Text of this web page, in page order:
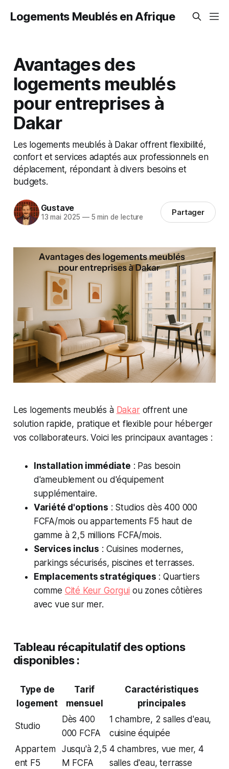
Logements Meublés en Afrique
Avantages des
logements meublés
pour entreprises à
Dakar
Les logements meublés à Dakar offrent flexibilité,
confort et services adaptés aux professionnels en
déplacement, répondant à divers besoins et
budgets.
Gustave
13 mai 2025 —5 min de lecture Partager
Les logements meublés à Dakaroffrent une
solution rapide, pratique et flexible pour héberger
vos collaborateurs. Voici les principaux avantages :
Installation immédiate : Pas besoin
d'ameublement ou d'équipement
supplémentaire.
Variété d'options : Studios dès 400 000
FCFA/mois ou appartements F5 haut de
gamme à 2,5 millions FCFA/mois.
Services inclus : Cuisines modernes,
parkings sécurisés, piscines et terrasses.
Emplacements stratégiques : Quartiers
comme Cité Keur Gorgui ou zones côtières
avec vue sur mer.
Tableau récapitulatif des options
disponibles :
Type de
logement
Tarif
mensuel
Caractéristiques
principales
Studio
Dès 400
000 FCFA
1 chambre, 2 salles d'eau,
cuisine équipée
Appartem
ent F5
Jusqu'à 2,5
M FCFA
4 chambres, vue mer, 4
salles d'eau, terrasse